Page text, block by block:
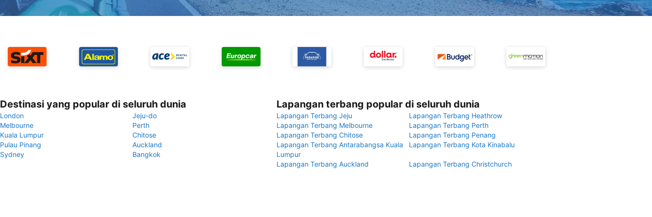
Destinasi yang popular di seluruh dunia
London
Jeju-do
Melbourne
Perth
Kuala Lumpur
Chitose
Pulau Pinang
Auckland
Sydney
Bangkok
Lapangan terbang popular di seluruh dunia
Lapangan Terbang Jeju
Lapangan Terbang Heathrow
Lapangan Terbang Melbourne
Lapangan Terbang Perth
Lapangan Terbang Chitose
Lapangan Terbang Penang
Lapangan Terbang Antarabangsa Kuala
Lumpur
Lapangan Terbang Kota Kinabalu
Lapangan Terbang Auckland Lapangan Terbang Christchurch